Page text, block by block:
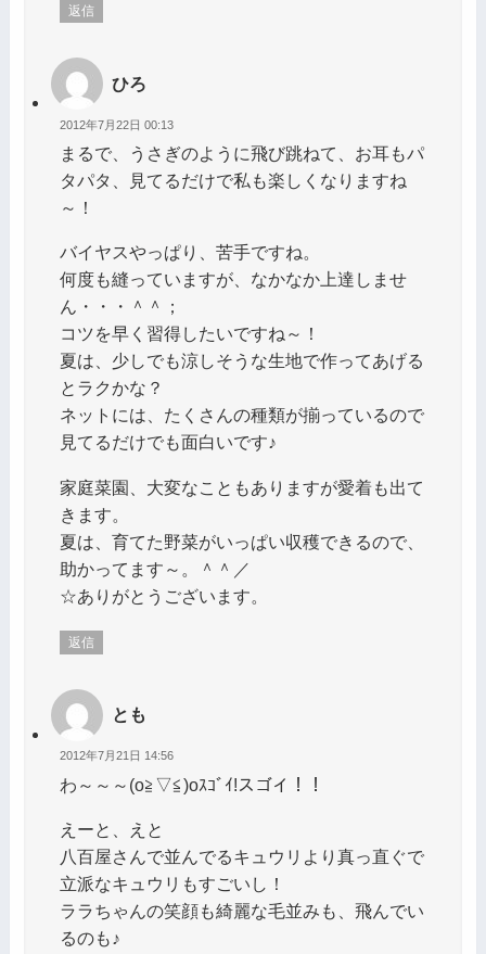
返信
ひろ
2012年7月22日 00:13
まるで、うさぎのように飛び跳ねて、お耳もパ
タパタ、見てるだけで私も楽しくなりますね
～！
バイヤスやっぱり、苦手ですね。
何度も縫っていますが、なかなか上達しませ
ん・・・＾＾；
コツを早く習得したいですね～！
夏は、少しでも涼しそうな生地で作ってあげる
とラクかな？
ネットには、たくさんの種類が揃っているので
見てるだけでも面白いです♪
家庭菜園、大変なこともありますが愛着も出て
きます。
夏は、育てた野菜がいっぱい収穫できるので、
助かってます～。＾＾／
☆ありがとうございます。
返信
とも
2012年7月21日 14:56
わ～～～(o≧▽≦)oｽｺﾞｲ!スゴイ！！
えーと、えと
八百屋さんで並んでるキュウリより真っ直ぐで
立派なキュウリもすごいし！
ララちゃんの笑顔も綺麗な毛並みも、飛んでい
るのも♪